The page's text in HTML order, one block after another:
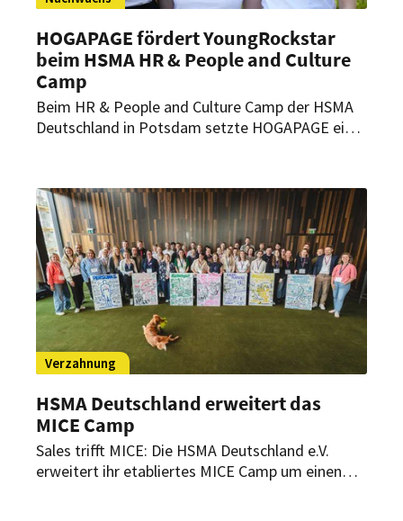
HOGAPAGE fördert YoungRockstar
beim HSMA HR & People and Culture
Camp
Beim HR & People and Culture Camp der HSMA
Deutschland in Potsdam setzte HOGAPAGE ein
Rosenbaum. Im Interview berichtet sie von ihren
Eindrücken, Learnings und Zukunftsperspektiven.
Verzahnung
HSMA Deutschland erweitert das
MICE Camp
Sales trifft MICE: Die HSMA Deutschland e.V.
erweitert ihr etabliertes MICE Camp um einen